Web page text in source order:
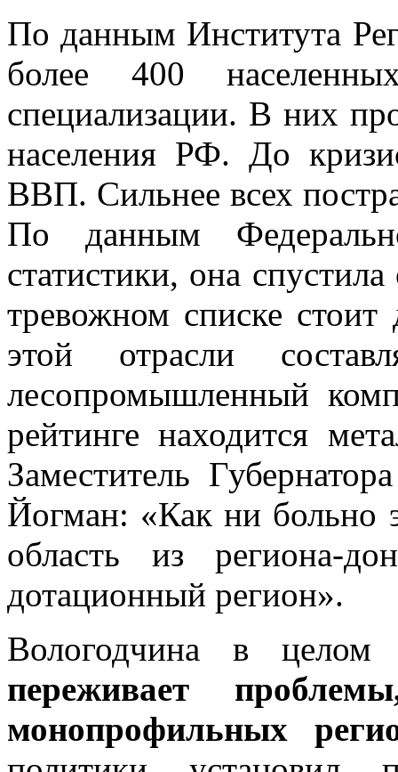
По данным Института
более 400
специализации. В них
населения РФ. До
ВВП. Сильнее всех
По данным
статистики, она
тревожном списке стоит
этой отрасли
лесопромышленный
рейтинге находится
Заместитель
Йогман: «Как ни больно
область из региона-
дотационный регион».
Вологодчина в
переживает
монопрофильных